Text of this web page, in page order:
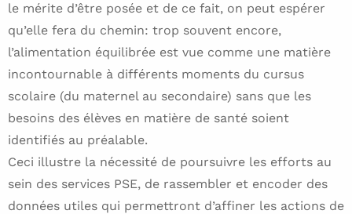
le mérite d’être posée et de ce fait, on peut espérer
qu’elle fera du chemin: trop souvent encore,
l’alimentation équilibrée est vue comme une matière
incontournable à différents moments du cursus
scolaire (du maternel au secondaire) sans que les
besoins des élèves en matière de santé soient
identifiés au préalable.
Ceci illustre la nécessité de poursuivre les efforts au
sein des services PSE, de rassembler et encoder des
données utiles qui permettront d’affiner les actions de